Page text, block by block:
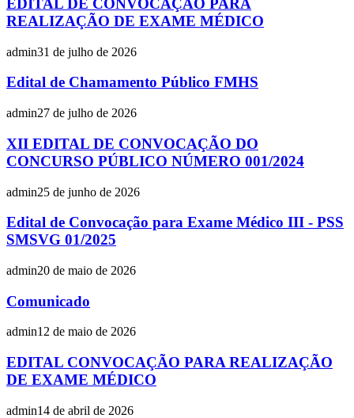
EDITAL DE CONVOCAÇÃO PARA
REALIZAÇÃO DE EXAME MÉDICO
admin31 de julho de 2026
Edital de Chamamento Público FMHS
admin27 de julho de 2026
XII EDITAL DE CONVOCAÇÃO DO
CONCURSO PÚBLICO NÚMERO 001/2024
admin25 de junho de 2026
Edital de Convocação para Exame Médico III - PSS
SMSVG 01/2025
admin20 de maio de 2026
Comunicado
admin12 de maio de 2026
EDITAL CONVOCAÇÃO PARA REALIZAÇÃO
DE EXAME MÉDICO
admin14 de abril de 2026